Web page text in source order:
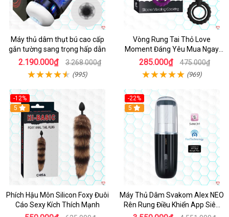
Máy thủ dâm thụt bú cao cấp
gắn tường sang trọng hấp dẫn
2.190.000₫ 3.268.000₫
(995)
Vòng Rung Tai Thỏ Love
Moment Đáng Yêu Mua Ngay
Giá Tốt
285.000₫ 475.000₫
(969)
-12%
Hot
5
Phích Hậu Môn Silicon Foxy Đuôi
Cáo Sexy Kích Thích Mạnh
-22%
5
Máy Thủ Dâm Svakom Alex NEO
Rên Rung Điều Khiển App Siêu
Phê